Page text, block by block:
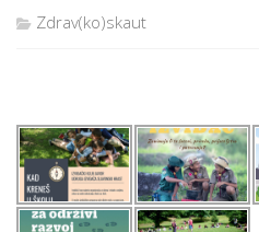
Zdrav(ko)skaut